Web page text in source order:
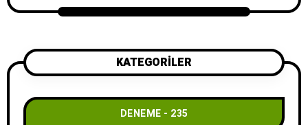
KATEGORİLER
DENEME 235